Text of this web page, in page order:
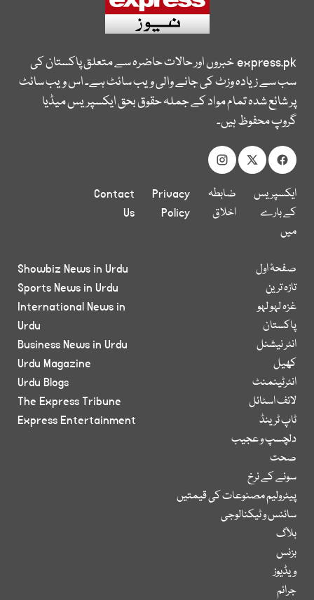
express.pkخبروں اور حالات حاضرہ سے متعلق پاکستان کی
سب سے زیادہ وزٹ کی جانے والی ویب سائٹ ہے۔ اس ویب سائٹ
پر شائع شدہ تمام مواد کے جملہ حقوق بحق ایکسپریس میڈیا
گروپ محفوظ ہیں۔
ایکسپریس
کے بارے
میں
ضابطہ
اخلاق
Privacy
Policy
Contact
Us
صفحۂ اول
تازہ ترین
غزہ لہو لہو
پاکستان
انٹر نیشنل
کھیل
انٹرٹینمنٹ
لائف اسٹائل
ٹاپ ٹرینڈ
دلچسپ و عجیب
صحت
سونے کے نرخ
پیٹرولیم مصنوعات کی قیمتیں
سائنس و ٹیکنالوجی
بلاگ
بزنس
ویڈیوز
جرائم
Showbiz News in Urdu
Sports News in Urdu
International News in
Urdu
Business News in Urdu
Urdu Magazine
Urdu Blogs
The Express Tribune
Express Entertainment